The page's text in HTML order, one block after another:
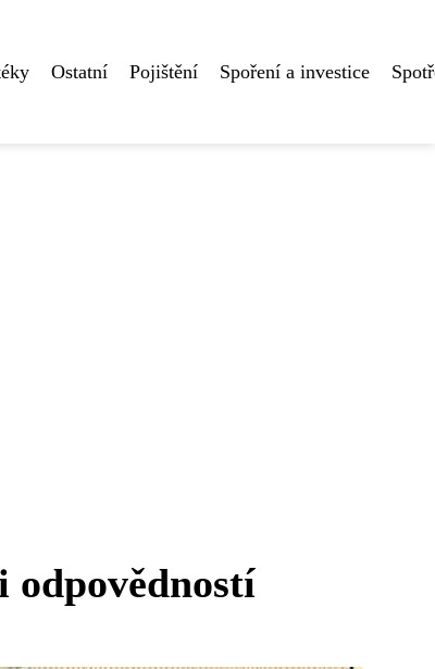
Ostatní Pojištění Spoření a investice
odpovědností